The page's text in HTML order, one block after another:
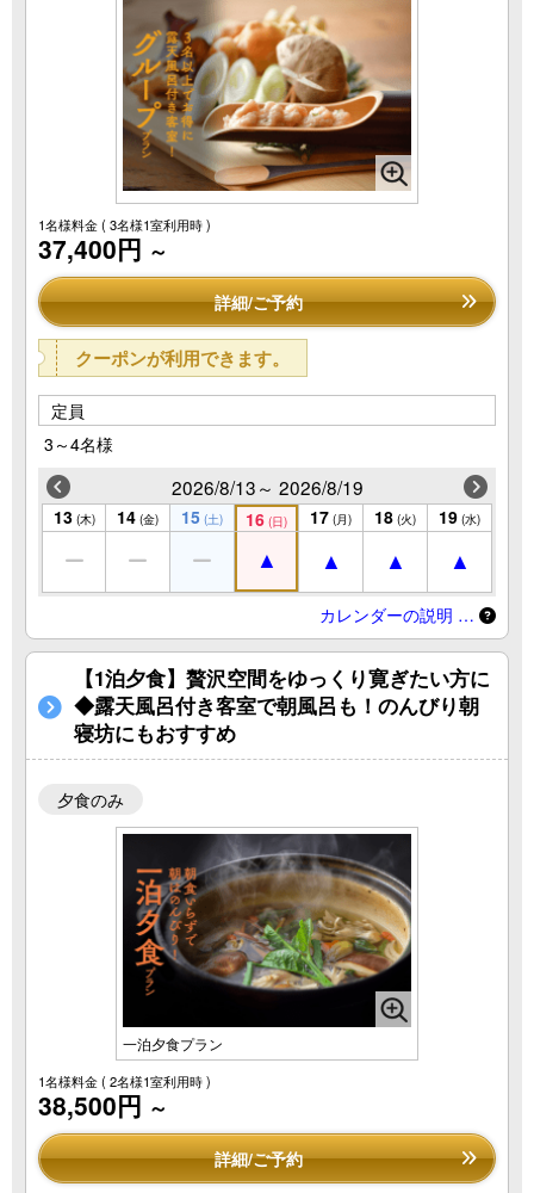
1名様料金( 3名様1室利用時 )
37,400円 ～
詳細/ご予約
クーポンが利用できます。
定員
3～4名様
2026/8/13～ 2026/8/19
13 (木) 14 (金) 15 (土) 16 (日) 17 (月) 18 (火) 19 (水)
カレンダーの説明 …
【1泊夕食】贅沢空間をゆっくり寛ぎたい方に
◆露天風呂付き客室で朝風呂も！のんびり朝
寝坊にもおすすめ
夕食のみ
一泊夕食プラン
1名様料金( 2名様1室利用時 )
38,500円 ～
詳細/ご予約